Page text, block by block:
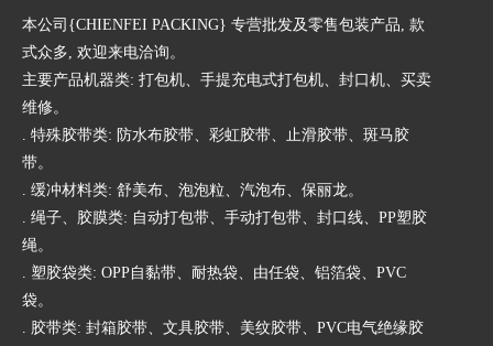
本公司{CHIENFEI PACKING} 专营批发及零售包装产品, 款
式众多, 欢迎来电洽询。
主要产品机器类: 打包机、手提充电式打包机、封口机、买卖
维修。
. 特殊胶带类: 防水布胶带、彩虹胶带、止滑胶带、斑马胶
带。
. 缓冲材料类: 舒美布、泡泡粒、汽泡布、保丽龙。
. 绳子、胶膜类: 自动打包带、手动打包带、封口线、PP塑胶
绳。
. 塑胶袋类: OPP自黏带、耐热袋、由任袋、铝箔袋、PVC
袋。
. 胶带类: 封箱胶带、文具胶带、美纹胶带、PVC电气绝缘胶